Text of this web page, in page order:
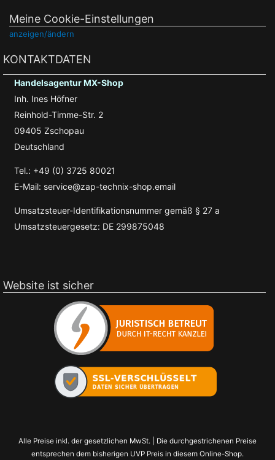
Meine Cookie-Einstellungen
anzeigen/ändern
KONTAKTDATEN
Handelsagentur MX-Shop
Inh. Ines Höfner
Reinhold-Timme-Str. 2
09405 Zschopau
Deutschland
Tel.: +49 (0) 3725 80021
E-Mail: service@zap-technix-shop.email
Umsatzsteuer-Identifikationsnummer gemäß § 27 a
Umsatzsteuergesetz: DE 299875048
Website ist sicher
Alle Preise inkl. der gesetzlichen MwSt. | Die durchgestrichenen Preise
entsprechen dem bisherigen UVP Preis in diesem Online-Shop.